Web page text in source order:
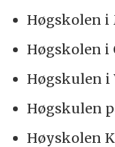
Høgskolen i
Høgskolen
Høgskulen i
Høgskulen
Høyskolen